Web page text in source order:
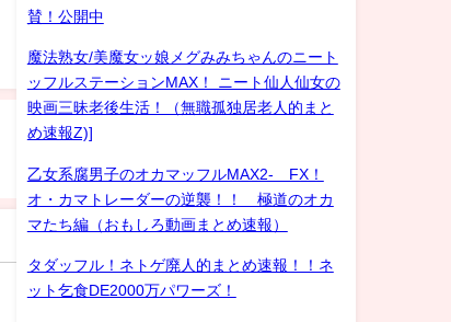
賛！公開中
魔法熟女/美魔女ッ娘メグみみちゃんのニート
ッフルステーションMAX！ ニート仙人仙女の
映画三昧老後生活！（無職孤独居老人的まと
め速報Z)]
乙女系腐男子のオカマッフルMAX2- FX！
オ・カマトレーダーの逆襲！！ 極道のオカ
マたち編（おもしろ動画まとめ速報）
タダッフル！ネトゲ廃人的まとめ速報！！ネ
ット乞食DE2000万パワーズ！